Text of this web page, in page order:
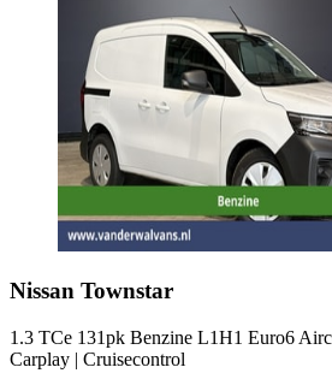
Nissan Townstar
1.3 TCe 131pk Benzine L1H1 Euro6
Carplay | Cruisecontrol